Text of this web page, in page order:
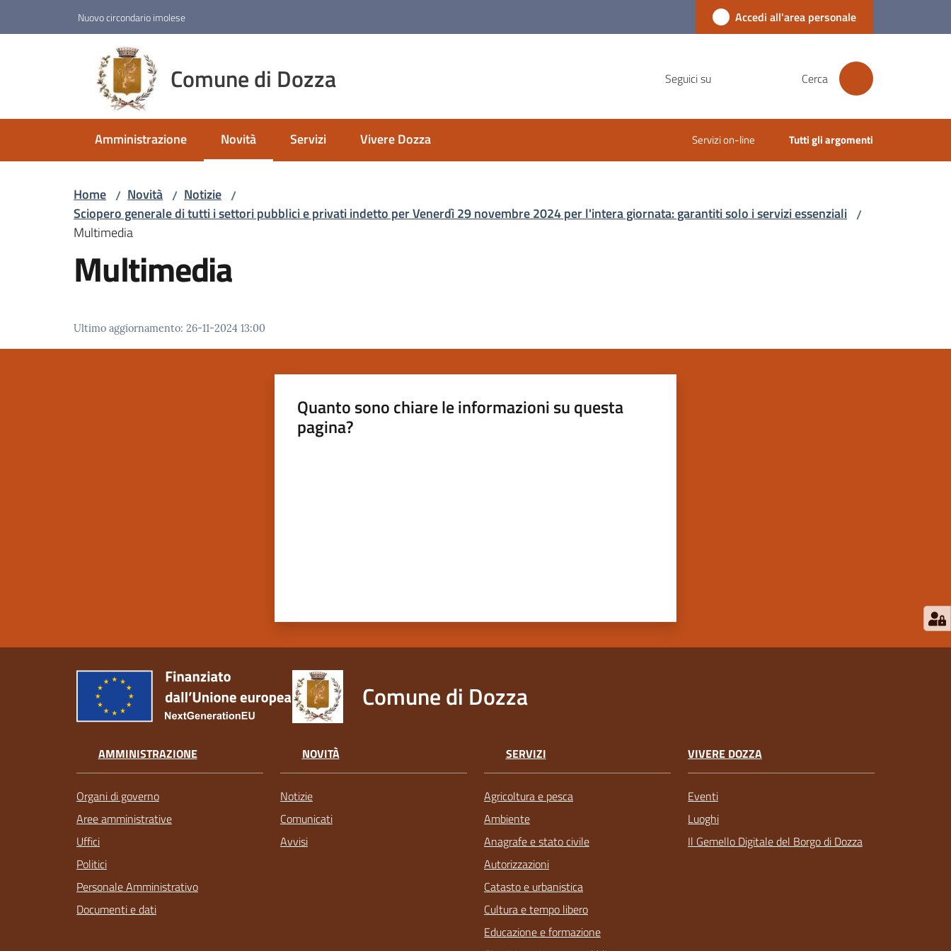
Nuovo circondario imolese Accedi all'area personale
Comune di Dozza Seguici su Cerca
Amministrazione Novità
Menu selezionato
Servizi Vivere Dozza Servizi on-line Tutti gli argomenti
Home / Novità / Notizie /
Sciopero generale di tutti i settori pubblici e privati indetto per Venerdì 29 novembre 2024 per l'intera giornata: garantiti solo i servizi essenziali /
Multimedia
Multimedia
Ultimo aggiornamento: 26-11-2024 13:00
Quanto sono chiare le informazioni su questa
pagina?
Comune di Dozza
AMMINISTRAZIONE
Organi di governo
Aree amministrative
Uffici
Politici
Personale Amministrativo
Documenti e dati
NOVITÀ
Notizie
Comunicati
Avvisi
SERVIZI
Agricoltura e pesca
Ambiente
Anagrafe e stato civile
Autorizzazioni
Catasto e urbanistica
Cultura e tempo libero
Educazione e formazione
VIVERE DOZZA
Eventi
Luoghi
Il Gemello Digitale del Borgo di Dozza